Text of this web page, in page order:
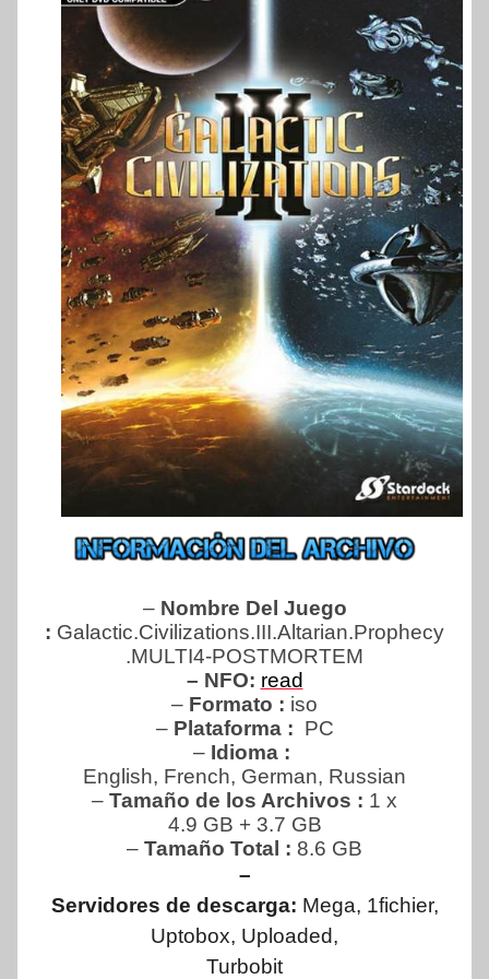
– Nombre Del Juego
: Galactic.Civilizations.III.Altarian.Prophecy
.MULTI4-POSTMORTEM
– NFO: read
– Formato : iso
– Plataforma : PC
– Idioma :
English, French, German, Russian
– Tamaño de los Archivos : 1 x
4.9 GB + 3.7 GB
– Tamaño Total : 8.6 GB
–
Servidores de descarga: Mega, 1fichier,
Uptobox, Uploaded,
Turbobit